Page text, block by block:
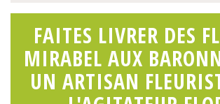
FAITES LIVRER DES
MIRABEL AUX
UN ARTISAN